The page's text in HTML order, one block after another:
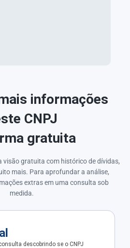
informações
CNPJ
gratuita
visão gratuita com histórico de dívidas,
mais. Para aprofundar a análise,
extras em uma consulta sob
medida.
descobrindo se o CNPJ